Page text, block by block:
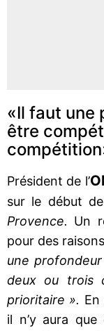
«Il faut une
être
Président de l’
sur le début
Provence. Un
pour des
une
deux ou trois
prioritaire ». En
il n’y aura que